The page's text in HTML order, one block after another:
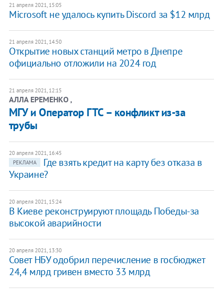
21 апреля 2021, 15:05
Microsoft не удалось купить Discord за $12 млрд
21 апреля 2021, 14:50
Открытие новых станций метро в Днепре
официально отложили на 2024 год
21 апреля 2021, 12:15
АЛЛА ЕРЕМЕНКО ,
МГУ и Оператор ГТС – конфликт из-за
трубы
20 апреля 2021, 16:45
РЕКЛАМА
Где взять кредит на карту без отказа в
Украине?
20 апреля 2021, 15:24
В Киеве реконструируют площадь Победы-за
высокой аварийности
20 апреля 2021, 13:30
Совет НБУ одобрил перечисление в госбюджет
24,4 млрд гривен вместо 33 млрд